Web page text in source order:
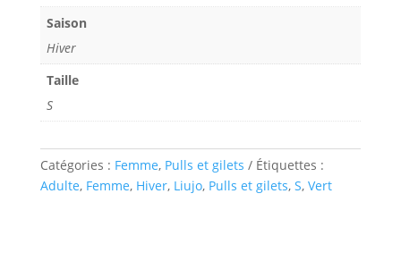
Saison
Hiver
Taille
S
Catégories : Femme, Pulls et gilets
Étiquettes :
Adulte, Femme, Hiver, Liujo, Pulls et gilets, S, Vert